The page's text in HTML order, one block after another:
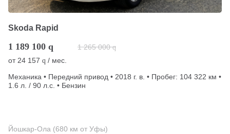
Skoda Rapid
1 189 100 q 1 265 000 q
от 24 157 q / мес.
Механика • Передний привод • 2018 г. в. • Пробег: 104 322 км •
1.6 л. / 90 л.с. • Бензин
Йошкар-Ола (680 км от Уфы)